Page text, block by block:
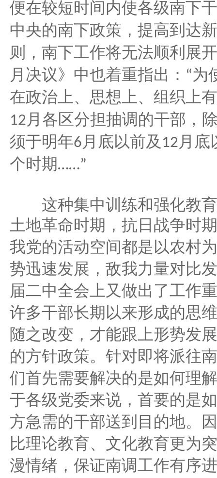
便在较短时间内使各级南下
中央的南下政策，提高到达
则，南下工作将无法顺利展
月决议》中也着重指出： “为
在政治上、思想上、组织上
12 月各区分担抽调的干部，
须于明年6 月底以前及 12 月底
个时期……”
这种集中训练和强化教育
土地革命时期，抗日战争时
我党的活动空间都是以农村
势迅速发展，敌我力量对比
届二中全会上又做出了工作
许多干部长期以来形成的思
随之改变，才能跟上形势发
的方针政策。针对即将派往
们首先需要解决的是如何理
于各级党委来说，首要的是
方急需的干部送到目的地。
比理论教育、文化教育更为
漫情绪，保证南调工作有序